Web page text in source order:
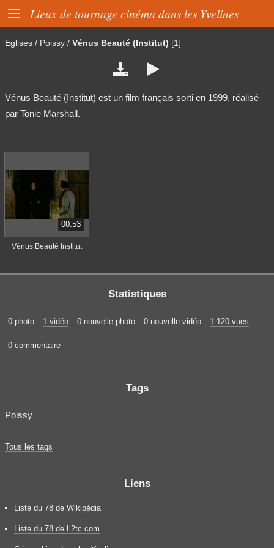
 Lieux de tournage cinéma dans les Yvelines
Eglises / Poissy / Vénus Beauté (Institut) [1]
 
Vénus Beauté (Institut) est un film français sorti en 1999, réalisé
par Tonie Marshall.
00:53
Vénus Beauté Institut
Statistiques
0 photo 1 vidéo 0 nouvelle photo 0 nouvelle vidéo 1 120 vues
0 commentaire
Tags
Poissy
Tous les tags
Liens
Liste du 78 de Wikipédia
Liste du 78 de L2tc.com